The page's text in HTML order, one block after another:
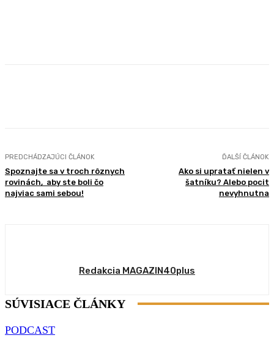
PREDCHÁDZAJÚCI ČLÁNOK
Spoznajte sa v troch rôznych
rovinách, aby ste boli čo
najviac sami sebou!
ĎALŠÍ ČLÁNOK
Ako si upratať nielen v
šatníku? Alebo pocit
nevyhnutna
Redakcia MAGAZIN40plus
SÚVISIACE ČLÁNKY
PODCAST